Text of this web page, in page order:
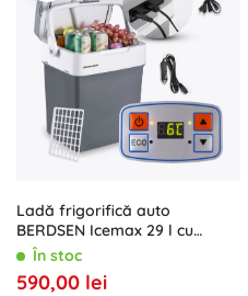
Ladă frigorifică auto
BERDSEN Icemax 29 l cu
funcție de răcire și încălzire,
În stoc
590,00 lei